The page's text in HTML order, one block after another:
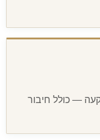
— כולל חיבור